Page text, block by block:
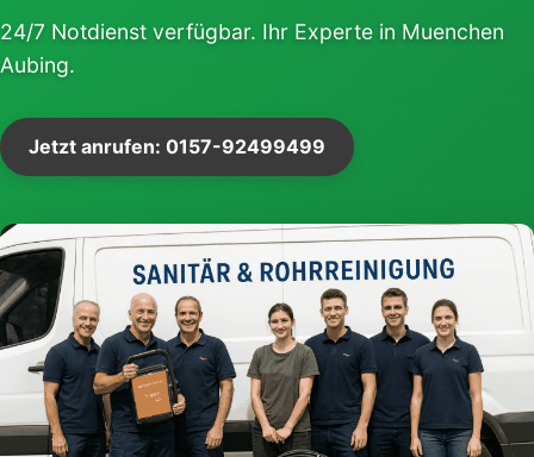
24/7 Notdienst verfügbar. Ihr Experte in Muenchen
Aubing.
Jetzt anrufen: 0157-92499499